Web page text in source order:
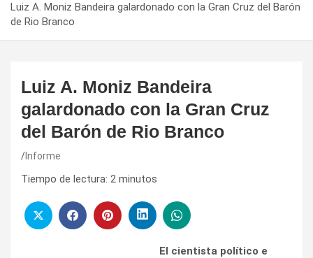
Luiz A. Moniz Bandeira galardonado con la Gran Cruz del Barón
de Rio Branco
Luiz A. Moniz Bandeira
galardonado con la Gran Cruz
del Barón de Rio Branco
Informe
Tiempo de lectura: 2 minutos
El cientista político e